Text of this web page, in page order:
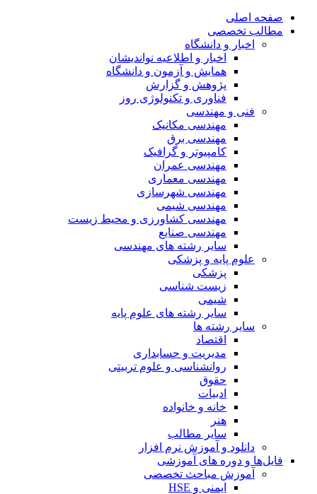
صفحه اصلی
مطالب تخصصی
اخبار و دانشگاه
اخبار و اطلاعیه نواندیشان
همایش و آزمون و دانشگاه
پژوهش و گزارش
فناوری و تکنولوژی روز
فنی و مهندسی
مهندسی مکانیک
مهندسی برق
کامپیوتر و گرافیک
مهندسی عمران
مهندسی معماری
مهندسی شهرسازی
مهندسی شیمی
مهندسی کشاورزی و محیط زیست
مهندسی صنایع
سایر رشته های مهندسی
علوم پایه و پزشکی
پزشکی
زیست شناسی
شیمی
سایر رشته های علوم پایه
سایر رشته ها
اقتصاد
مدیریت و حسابداری
روانشناسی و علوم تربیتی
حقوق
ادبیات
خانه و خانواده
هنر
سایر مطالب
دانلود و آموزش نرم افزار
فایل‌ها و دوره های آموزشی
آموزش مباحث تخصصی
ایمنی و HSE